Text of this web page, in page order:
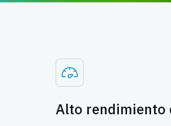
Alto rendimiento